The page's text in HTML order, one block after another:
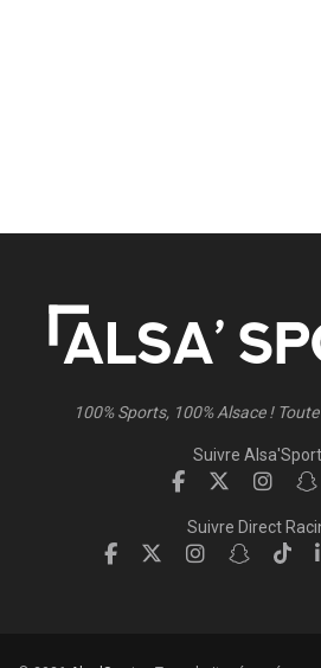
100% Sports, 100% Alsace !
Suivre
Suivre Direct